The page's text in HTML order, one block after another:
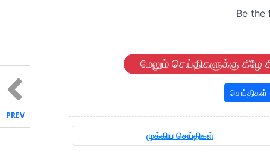
மேலும் செய்திகளுக்கு கீழே
செய்திகள்
முக்கிய செய்திகள்
PREV